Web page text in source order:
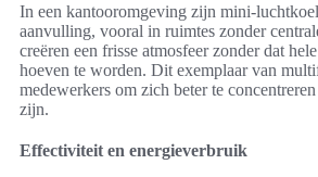
In een kantooromgeving zijn mini-
aanvulling, vooral in ruimtes zonder
creëren een frisse atmosfeer zonder dat
hoeven te worden. Dit exemplaar van
medewerkers om zich beter te
zijn.
Effectiviteit en energieverbruik